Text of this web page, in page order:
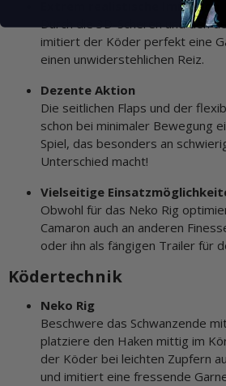
Extrem realistische Imitation
Durch die 3D-Scheren und den
imitiert der Köder perfekt eine
einen unwiderstehlichen Reiz.
Dezente Aktion
Die seitlichen Flaps und der
schon bei minimaler Bewegung
Spiel, das besonders an
Unterschied macht!
Vielseitige
Obwohl für das Neko Rig
Camaron auch an anderen
oder ihn als fängigen Trailer für
Ködertechnik
Neko Rig
Beschwere das Schwanzende
platziere den Haken mittig im
der Köder bei leichten Zupfern
und imitiert eine fressende